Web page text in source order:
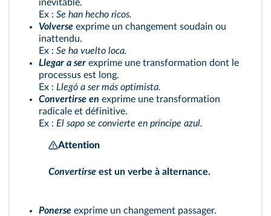
inévitable.
Ex : Se han hecho ricos.
Volverse exprime un changement soudain ou
inattendu.
Ex : Se ha vuelto loca.
Llegar a ser exprime une transformation dont le
processus est long.
Ex : Llegó a ser más optimista.
Convertirse en exprime une transformation
radicale et définitive.
Ex : El sapo se convierte en príncipe azul.
Attention
Convertirse est un verbe à alternance.
Ponerse exprime un changement passager.